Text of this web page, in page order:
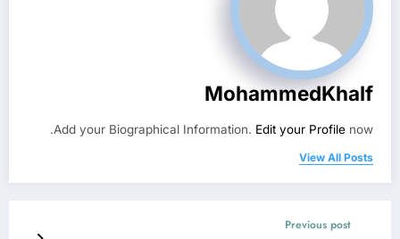
MohammedKhalf
Add your Biographical Information. Edit your Profile now.
View All Posts
Previous post